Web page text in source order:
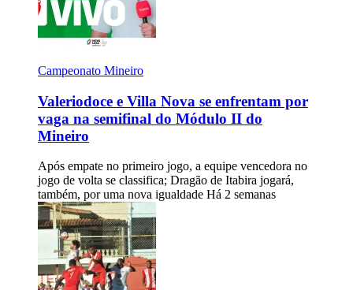
Campeonato Mineiro
Valeriodoce e Villa Nova se enfrentam por
vaga na semifinal do Módulo II do
Mineiro
Após empate no primeiro jogo, a equipe vencedora no
jogo de volta se classifica; Dragão de Itabira jogará,
também, por uma nova igualdade Há 2 semanas